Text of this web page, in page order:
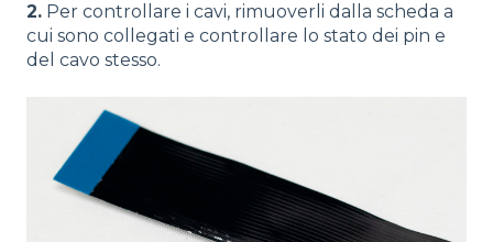
2. Per controllare i cavi, rimuoverli dalla scheda a
cui sono collegati e controllare lo stato dei pin e
del cavo stesso.